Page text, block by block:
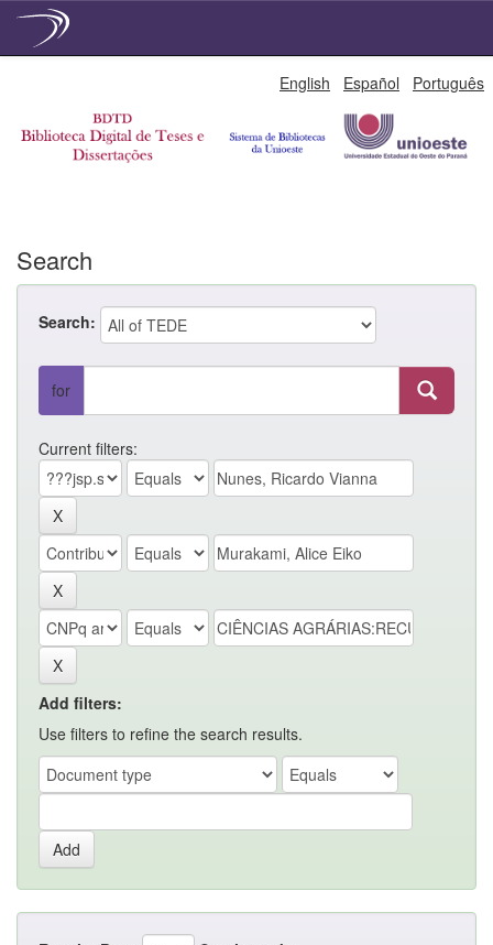
English Español Português
Search
Search:
for
Current filters:
Add filters:
Use filters to refine the search results.